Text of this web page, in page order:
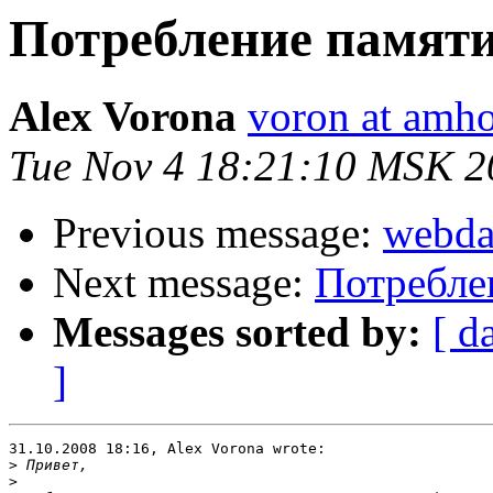
Потребление
Alex Vorona voron at
Tue Nov 4 18:21:10 MSK
Previous message:
Next message:
Messages sorted by: [
]
31.10.2008 18:16, Alex Vorona wrote:
>
>